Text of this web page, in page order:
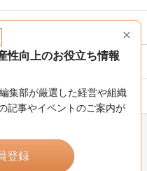
エコシステム
サステナビリティ
性向上のお役立ち情報
集部が厳選した経営や組織
記事やイベントのご案内が
登録